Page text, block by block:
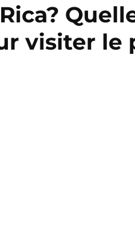
visiter le